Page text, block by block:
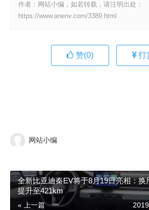
作者：网站小编，如若转载，请注明出处：
https://www.anenv.com/3389.html
赞(0) 打
网站小编
全新比亚迪秦EV将于8月19日亮相：换
提升至421km
« 上一篇